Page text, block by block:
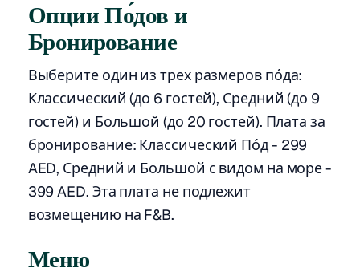
Опции По́дов и
Бронирование
Выберите один из трех размеров по́да:
Классический (до 6 гостей), Средний (до 9
гостей) и Большой (до 20 гостей). Плата за
бронирование: Классический По́д - 299
AED, Средний и Большой с видом на море -
399 AED. Эта плата не подлежит
возмещению на F&B.
Меню